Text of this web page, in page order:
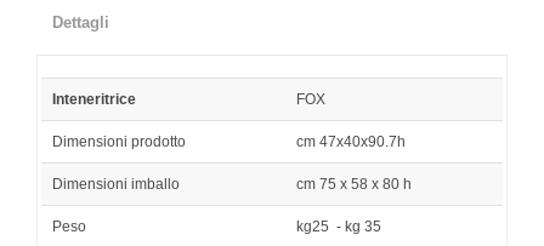
Dettagli
Inteneritrice FOX
Dimensioni prodotto cm 47x40x90.7h
Dimensioni imballo cm 75 x 58 x 80 h
Peso kg25 - kg 35